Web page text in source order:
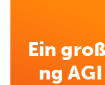
Ein
ng